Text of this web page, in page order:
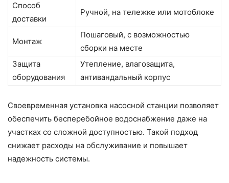
Способ
доставки
Ручной, на тележке или мотоблоке
Монтаж
Пошаговый, с возможностью
сборки на месте
Защита
оборудования
Утепление, влагозащита,
антивандальный корпус
Своевременная установка насосной станции позволяет
обеспечить бесперебойное водоснабжение даже на
участках со сложной доступностью. Такой подход
снижает расходы на обслуживание и повышает
надежность системы.